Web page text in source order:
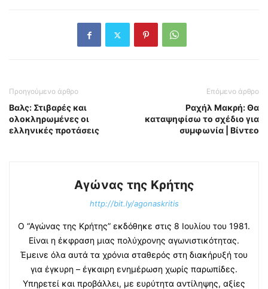
Προηγούμενο άρθρο
Βαλς: Στιβαρές και
ολοκληρωμένες οι
ελληνικές προτάσεις
Επόμενο άρθρο
Ραχήλ Μακρή: Θα
καταψηφίσω το σχέδιο για
συμφωνία | Βίντεο
Αγώνας της Κρήτης
http://bit.ly/agonaskritis
Ο “Αγώνας της Κρήτης” εκδόθηκε στις 8 Ιουλίου του 1981.
Είναι η έκφραση μιας πολύχρονης αγωνιστικότητας.
Έμεινε όλα αυτά τα χρόνια σταθερός στη διακήρυξή του
για έγκυρη – έγκαιρη ενημέρωση χωρίς παρωπίδες.
Υπηρετεί και προβάλλει, με ευρύτητα αντίληψης, αξίες